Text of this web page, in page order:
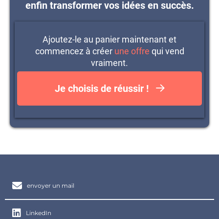
Et bien plus encore, présenté de manière simple
idées en une offre irrésistible qui vend.
enfin transformer vos idées en succès.
Ajoutez-le au panier maintenant et
commencez à créer une offre qui vend
vraiment.
Je choisis de réussir !
envoyer un mail
LinkedIn